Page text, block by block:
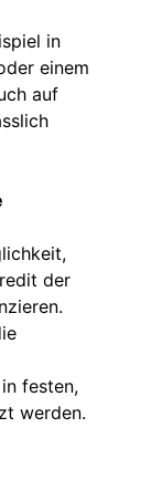
in
einem
auf
der
festen,
werden.